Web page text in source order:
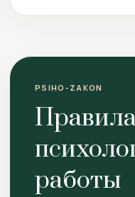
PSIHO-ZAKON
работы